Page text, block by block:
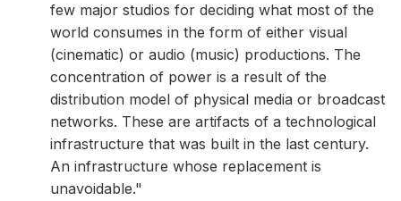
few major studios for deciding what most of the
world consumes in the form of either visual
(cinematic) or audio (music) productions. The
concentration of power is a result of the
distribution model of physical media or broadcast
networks. These are artifacts of a technological
infrastructure that was built in the last century.
An infrastructure whose replacement is
unavoidable."